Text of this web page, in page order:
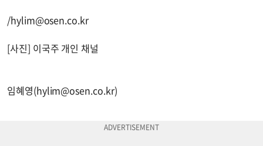
/hylim@osen.co.kr
[사진] 이국주 개인 채널
임혜영(hylim@osen.co.kr)